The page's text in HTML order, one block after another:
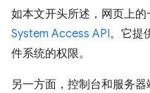
如本文开头所述，网页上
System Access API。它提
件系统的权限。
另一方面，控制台和服务